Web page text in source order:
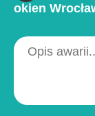
okien